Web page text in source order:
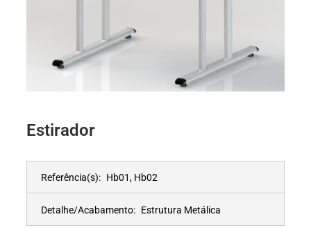
Estirador
Referência(s): Hb01, Hb02
Detalhe/Acabamento: Estrutura Metálica